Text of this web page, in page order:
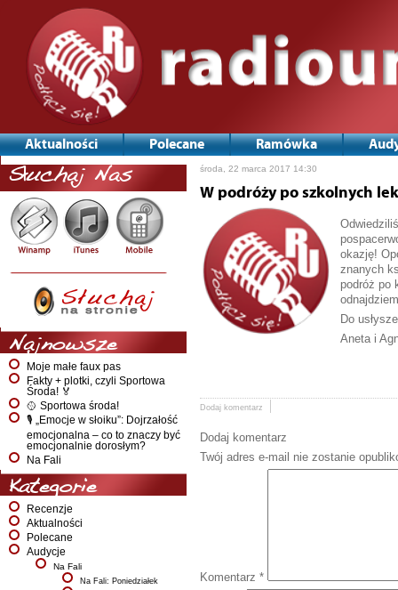
Aktualności Polecane Ramówka
Słuchaj Nas
Najnowsze
Moje małe faux pas
Fakty + plotki, czyli Sportowa
Środa! 🏅
🥎 Sportowa środa!
🎙️ „Emocje w słoiku”: Dojrzałość
emocjonalna – co to znaczy być
emocjonalnie dorosłym?
Na Fali
Kategorie
Recenzje
Aktualności
Polecane
Audycje
Na Fali
Na Fali: Poniedziałek
środa, 22 marca 2017 14:30
W podróży po szkolnych
okazję!
znanych
podróż po
Do
Aneta i
Dodaj komentarz
Dodaj komentarz
Twój adres e-mail nie zostanie
Komentarz *